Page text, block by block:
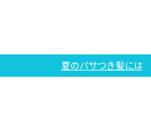
夏のパサつき髪には